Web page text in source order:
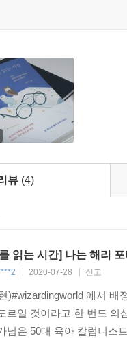
. 자격이나 계급을 나타
간 달라진다. 완장이 나
마자 거들먹거리며 해리
로의 슬픔을 나눠 지고
하게 할 수도 없지만, 우
쓴다.
무엇이 있는지 알 수 없
하고도 꽉 찬 온기를, 곁
건네는 따뜻한 말들은
뷰 (4)
읽는 시간] 나는 해리
2020-07-28 신고
)#wizardingworld 에서
르일 것이라고 한 번도
님은 50대 육아 칼럼니스